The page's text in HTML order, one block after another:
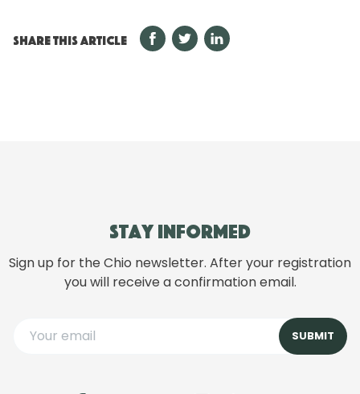
SHARE THIS ARTICLE
Stay informed
Sign up for the Chio newsletter. After your registration
you will receive a confirmation email.